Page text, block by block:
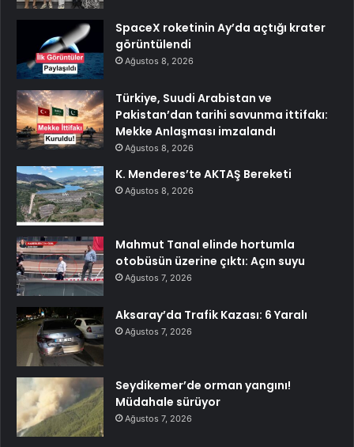
SpaceX roketinin Ay’da açtığı krater
görüntülendi
Ağustos 8, 2026
Türkiye, Suudi Arabistan ve
Pakistan’dan tarihi savunma ittifakı:
Mekke Anlaşması imzalandı
Ağustos 8, 2026
K. Menderes’te AKTAŞ Bereketi
Ağustos 8, 2026
Mahmut Tanal elinde hortumla
otobüsün üzerine çıktı: Açın suyu
Ağustos 7, 2026
Aksaray’da Trafik Kazası: 6 Yaralı
Ağustos 7, 2026
Seydikemer’de orman yangını!
Müdahale sürüyor
Ağustos 7, 2026